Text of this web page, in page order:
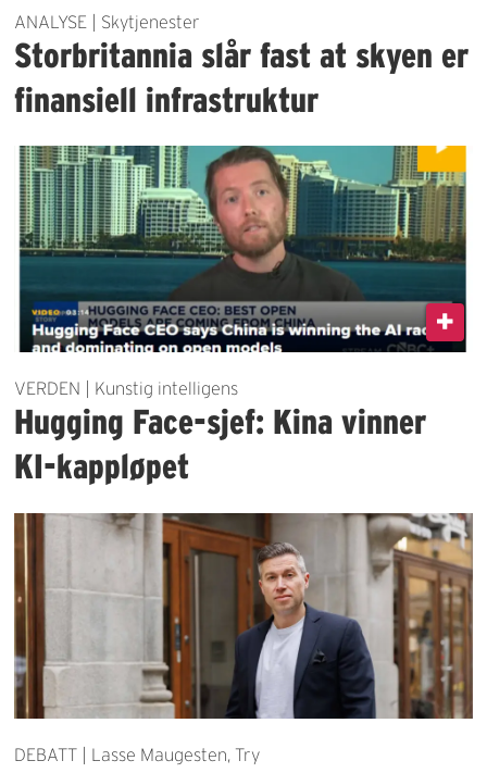
ANALYSE | Skytjenester
Storbritannia slår fast at skyen er
finansiell infrastruktur
VERDEN | Kunstig intelligens
Hugging Face-sjef: Kina vinner
KI-kappløpet
DEBATT | Lasse Maugesten, Try